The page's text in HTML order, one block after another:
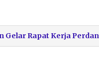
Gelar Rapat Kerja